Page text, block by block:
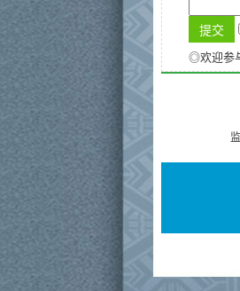
◎欢迎参